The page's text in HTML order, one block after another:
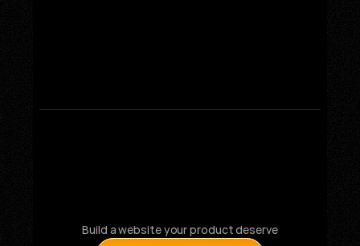
Build a website your product deserve